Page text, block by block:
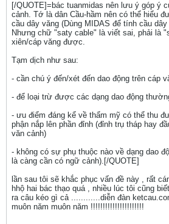
[/QUOTE]=bác tuanmidas nên lưu ý góp ý
cảnh. Tớ là dân Cầu-hầm nên có thể hiểu
cầu dây văng (Dùng MIDAS để tính cầu
Nhưng chữ "saty cable" là viết sai, phải là
xiên/cáp văng được.
Tạm dịch như sau:
- cần chú ý đến/xét đến dao động trên cáp
- để loại trừ được các dạng dao động
- ưu điểm đáng kể về thẩm mỹ có thể thu
phận nắp lên phần đỉnh (đỉnh trụ tháp hay
văn cảnh)
- không có sự phụ thuộc nào về dạng dao
là càng cần có ngữ cảnh).[/QUOTE]
lần sau tôi sẽ khắc phục vấn đề này , rất
hhộ hai bác thạo quá , nhiều lúc tôi cũng
ra câu kéo gì cả ............diễn đàn
muôn năm muôn năm !!!!!!!!!!!!!!!!!!!!!!